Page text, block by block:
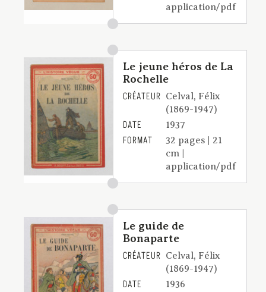
application/pdf
Le jeune héros de La
Rochelle
CRÉATEUR Celval, Félix
(1869-1947)
DATE 1937
FORMAT
32 pages | 21
cm |
application/pdf
Le guide de
Bonaparte
CRÉATEUR Celval, Félix
(1869-1947)
DATE 1936